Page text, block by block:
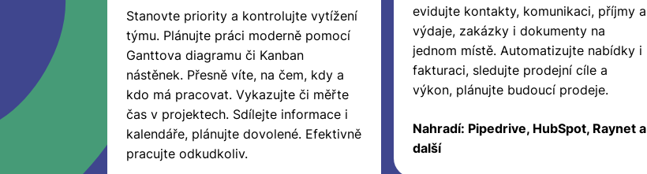
Stanovte priority a kontrolujte vytížení
týmu. Plánujte práci moderně pomocí
Ganttova diagramu či Kanban
nástěnek. Přesně víte, na čem, kdy a
kdo má pracovat. Vykazujte či měřte
čas v projektech. Sdílejte informace i
kalendáře, plánujte dovolené. Efektivně
pracujte odkudkoliv.
evidujte kontakty, komunikaci, příjmy a
výdaje, zakázky i dokumenty na
jednom místě. Automatizujte nabídky i
fakturaci, sledujte prodejní cíle a
výkon, plánujte budoucí prodeje.
Nahradí: Pipedrive, HubSpot, Raynet a
další